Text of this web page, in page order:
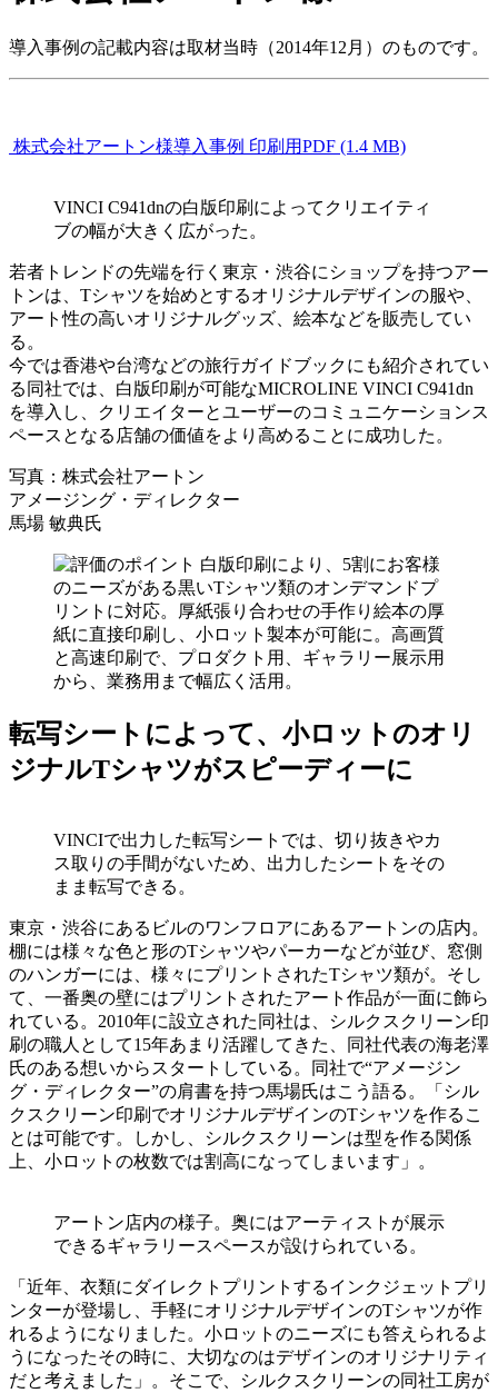
導入事例の記載内容は取材当時（2014年12月）のものです。
株式会社アートン様導入事例 印刷用PDF (1.4 MB)
VINCI C941dnの白版印刷によってクリエイティ
ブの幅が大きく広がった。
若者トレンドの先端を行く東京・渋谷にショップを持つアー
トンは、Tシャツを始めとするオリジナルデザインの服や、
アート性の高いオリジナルグッズ、絵本などを販売してい
る。
今では香港や台湾などの旅行ガイドブックにも紹介されてい
る同社では、白版印刷が可能なMICROLINE VINCI C941dn
を導入し、クリエイターとユーザーのコミュニケーションス
ペースとなる店舗の価値をより高めることに成功した。
写真：株式会社アートン
アメージング・ディレクター
馬場 敏典氏
転写シートによって、小ロットのオリ
ジナルTシャツがスピーディーに
VINCIで出力した転写シートでは、切り抜きやカ
ス取りの手間がないため、出力したシートをその
まま転写できる。
東京・渋谷にあるビルのワンフロアにあるアートンの店内。
棚には様々な色と形のTシャツやパーカーなどが並び、窓側
のハンガーには、様々にプリントされたTシャツ類が。そし
て、一番奥の壁にはプリントされたアート作品が一面に飾ら
れている。2010年に設立された同社は、シルクスクリーン印
刷の職人として15年あまり活躍してきた、同社代表の海老澤
氏のある想いからスタートしている。同社で“アメージン
グ・ディレクター”の肩書を持つ馬場氏はこう語る。「シル
クスクリーン印刷でオリジナルデザインのTシャツを作るこ
とは可能です。しかし、シルクスクリーンは型を作る関係
上、小ロットの枚数では割高になってしまいます」。
アートン店内の様子。奥にはアーティストが展示
できるギャラリースペースが設けられている。
「近年、衣類にダイレクトプリントするインクジェットプリ
ンターが登場し、手軽にオリジナルデザインのTシャツが作
れるようになりました。小ロットのニーズにも答えられるよ
うになったその時に、大切なのはデザインのオリジナリティ
だと考えました」。そこで、シルクスクリーンの同社工房が